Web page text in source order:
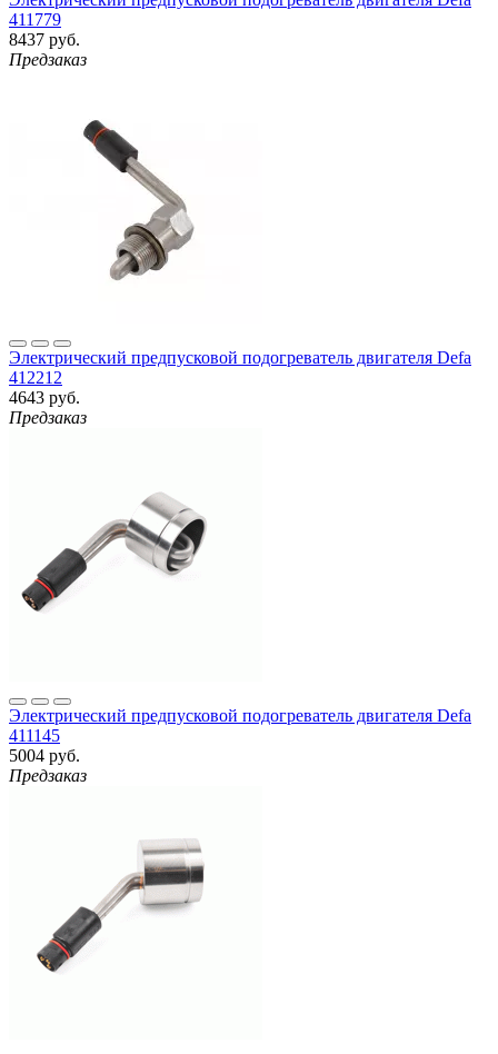
411779
8437 руб.
Предзаказ
Электрический предпусковой подогреватель двигателя Defa
412212
4643 руб.
Предзаказ
Электрический предпусковой подогреватель двигателя Defa
411145
5004 руб.
Предзаказ